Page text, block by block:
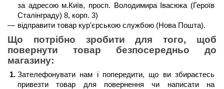
за адресою м.Київ, просп. Володимира Івасюка (Героїв
Сталінграду) 8, корп. 3)
відправити товар кур'єрською службою (Нова Пошта).
Що потрібно зробити для того, щоб
повернути товар безпосередньо до
магазину:
Зателефонувати нам і попередити, що ви збираєтесь
привезти товар для повернення чи написати на